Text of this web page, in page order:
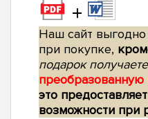
+
Наш сайт выгодно
при покупке,
подарок получаете
преобразованную
это
возможности при